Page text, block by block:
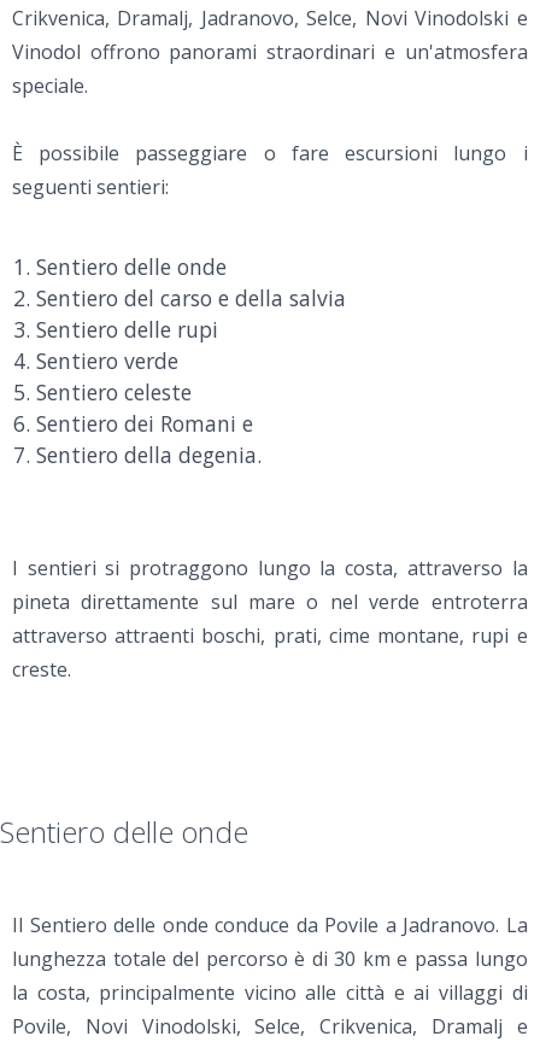
Crikvenica, Dramalj, Jadranovo, Selce, Novi Vinodolski e
Vinodol offrono panorami straordinari e un'atmosfera
speciale.
È possibile passeggiare o fare escursioni lungo i
seguenti sentieri:
Sentiero delle onde
Sentiero del carso e della salvia
Sentiero delle rupi
Sentiero verde
Sentiero celeste
Sentiero dei Romani e
Sentiero della degenia.
I sentieri si protraggono lungo la costa, attraverso la
pineta direttamente sul mare o nel verde entroterra
attraverso attraenti boschi, prati, cime montane, rupi e
creste.
Sentiero delle onde
Il Sentiero delle onde conduce da Povile a Jadranovo. La
lunghezza totale del percorso è di 30 km e passa lungo
la costa, principalmente vicino alle città e ai villaggi di
Povile, Novi Vinodolski, Selce, Crikvenica, Dramalj e